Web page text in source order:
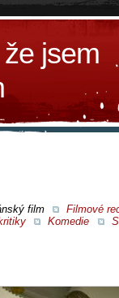
jsem
film
Filmové
Komedie